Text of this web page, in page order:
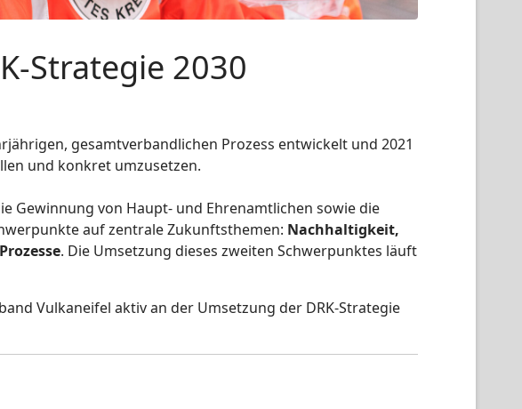
Strategie 2030
gesamtverbandlichen Prozess entwickelt und 2021
und konkret umzusetzen.
Gewinnung von Haupt- und Ehrenamtlichen sowie die
auf zentrale Zukunftsthemen: Nachhaltigkeit,
. Die Umsetzung dieses zweiten Schwerpunktes läuft
Vulkaneifel aktiv an der Umsetzung der DRK-Strategie